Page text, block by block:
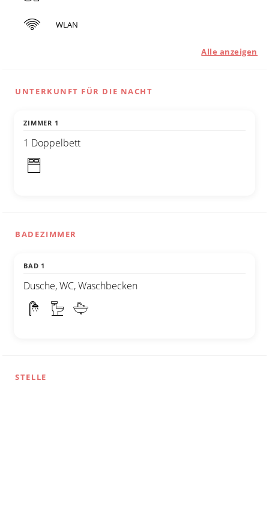
WLAN
Alle anzeigen
UNTERKUNFT FÜR DIE NACHT
ZIMMER 1
1 Doppelbett
BADEZIMMER
BAD 1
Dusche, WC, Waschbecken
STELLE